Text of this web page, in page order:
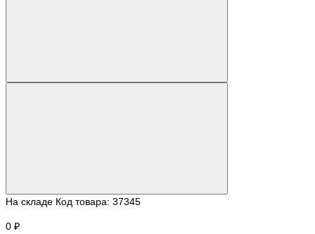
На складе Код товара: 37345
0 ₽